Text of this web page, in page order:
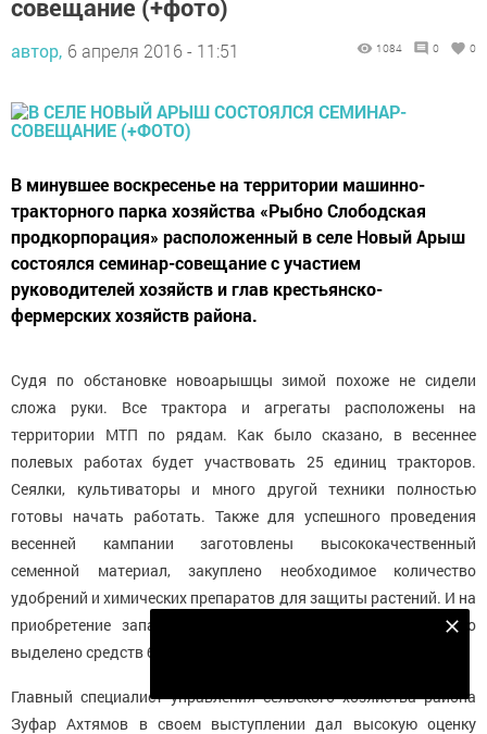
совещание (+фото)
автор, 6 апреля 2016 - 11:51 1084 0 0
В минувшее воскресенье на территории машинно-
тракторного парка хозяйства «Рыбно Слободская
продкорпорация» расположенный в селе Новый Арыш
состоялся семинар-совещание с участием
руководителей хозяйств и глав крестьянско-
фермерских хозяйств района.
Судя по обстановке новоарышцы зимой похоже не сидели
сложа руки. Все трактора и агрегаты расположены на
территории МТП по рядам. Как было сказано, в весеннее
полевых работах будет участвовать 25 единиц тракторов.
Сеялки, культиваторы и много другой техники полностью
готовы начать работать. Также для успешного проведения
весенней кампании заготовлены высококачественный
семенной материал, закуплено необходимое количество
удобрений и химических препаратов для защиты растений. И на
приобретение запасных частей для ремонта техники было
выделено средств больше чем в предыдущих годах.
Главный специалист управления сельского хозяйства района
Зуфар Ахтямов в своем выступлении дал высокую оценку